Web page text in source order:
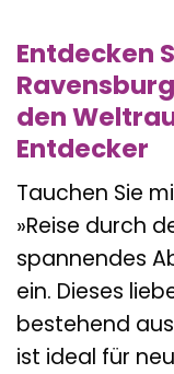
Entdecken
den
Entdecker
Tauchen Sie
»Reise durch
spannendes
ein. Dieses
bestehend aus
ist ideal für